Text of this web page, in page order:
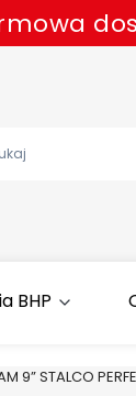
BHP
9” STALCO